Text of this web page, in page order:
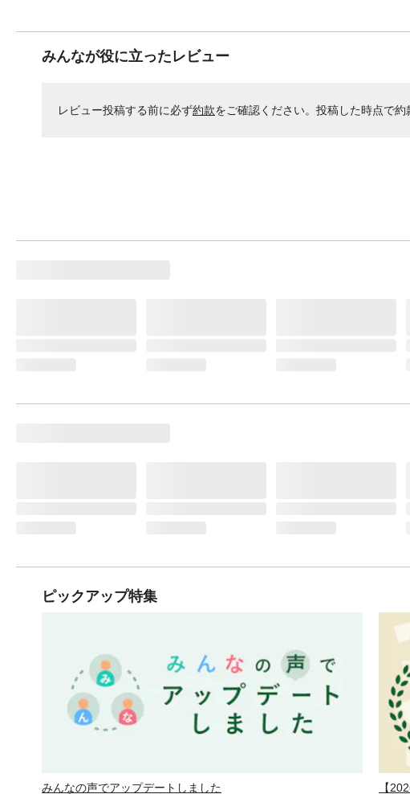
みんなが役に立ったレビュー
レビュー投稿する前に必ず約款をご確認ください。投稿した時点で約
ピックアップ特集
みんなの声でアップデートしました 【